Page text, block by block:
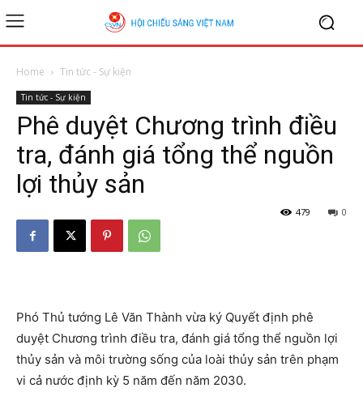
Home Tin tức - Sự kiện
Tin tức - Sự kiện
Phê duyệt Chương trình điều
tra, đánh giá tổng thể nguồn
lợi thủy sản
0
479
Phó Thủ tướng Lê Văn Thành vừa ký Quyết định phê
duyệt Chương trình điều tra, đánh giá tổng thể nguồn lợi
thủy sản và môi trường sống của loài thủy sản trên phạm
vi cả nước định kỳ 5 năm đến năm 2030.